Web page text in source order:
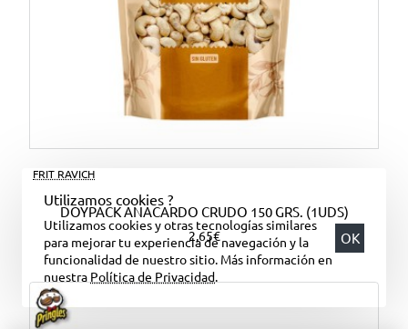
Utilizamos cookies ?
Utilizamos cookies y otras tecnologías similares
para mejorar tu experiencia de navegación y la
funcionalidad de nuestro sitio. Más información en
nuestra Política de Privacidad.
OK
FRIT RAVICH
DOYPACK ANACARDO CRUDO 150 GRS. (1UDS)
2,65€